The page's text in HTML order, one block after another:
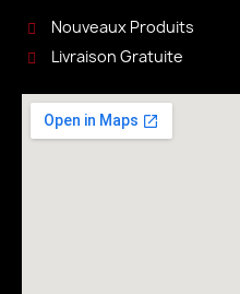
Nouveaux Produits
Livraison Gratuite